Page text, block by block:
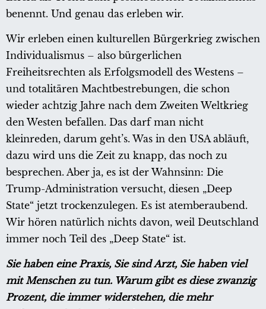
benennt. Und genau das erleben wir.
Wir erleben einen kulturellen Bürgerkrieg zwischen
Individualismus – also bürgerlichen
Freiheitsrechten als Erfolgsmodell des Westens –
und totalitären Machtbestrebungen, die schon
wieder achtzig Jahre nach dem Zweiten Weltkrieg
den Westen befallen. Das darf man nicht
kleinreden, darum geht’s. Was in den USA abläuft,
dazu wird uns die Zeit zu knapp, das noch zu
besprechen. Aber ja, es ist der Wahnsinn: Die
Trump-Administration versucht, diesen „Deep
State“ jetzt trockenzulegen. Es ist atemberaubend.
Wir hören natürlich nichts davon, weil Deutschland
immer noch Teil des „Deep State“ ist.
Sie haben eine Praxis, Sie sind Arzt, Sie haben viel
mit Menschen zu tun. Warum gibt es diese zwanzig
Prozent, die immer widerstehen, die mehr